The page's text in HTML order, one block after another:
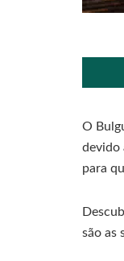
O
devido
para
são as